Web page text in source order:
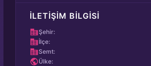
İLETIŞIM BILGISI
Şehir:
İlçe:
Semt:
Ülke: